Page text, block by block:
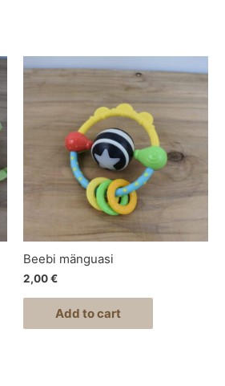
Beebi mänguasi
2,00€
Add to cart